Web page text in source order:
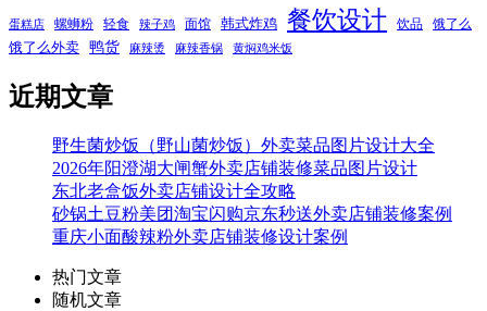
蛋糕店 螺蛳粉 轻食 辣子鸡 面馆 韩式炸鸡 餐饮设计 饮品 饿了么
饿了么外卖 鸭货 麻辣烫 麻辣香锅 黄焖鸡米饭
近期文章
野生菌炒饭（野山菌炒饭）外卖菜品图片设计大全
2026年阳澄湖大闸蟹外卖店铺装修菜品图片设计
东北老盒饭外卖店铺设计全攻略
砂锅土豆粉美团淘宝闪购京东秒送外卖店铺装修案例
重庆小面酸辣粉外卖店铺装修设计案例
热门文章
随机文章